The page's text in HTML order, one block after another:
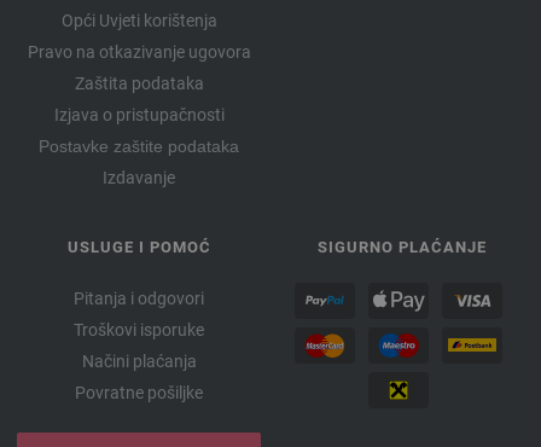
Opći Uvjeti korištenja
Pravo na otkazivanje ugovora
Zaštita podataka
Izjava o pristupačnosti
Postavke zaštite podataka
Izdavanje
USLUGE I POMOĆ
Pitanja i odgovori
Troškovi isporuke
Načini plaćanja
Povratne pošiljke
SIGURNO PLAĆANJE